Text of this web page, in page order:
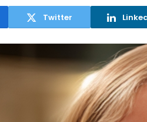
Twitter